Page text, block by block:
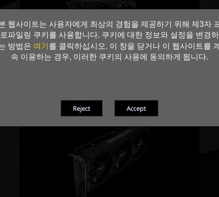
웹사이트는 사용자에게 최상의 경험을 제공하기 위해 제3자
로파일링 쿠키를 사용합니다. 쿠키에 대한 정보와 설정을 변경하
방법은 여기를 클릭하십시오. 이 창을 닫거나 이 웹사이트를
속 이용하는 경우, 이러한 쿠키의 사용에 동의하게 됩니다.